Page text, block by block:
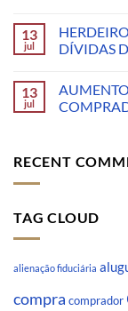
13
jul
DÍVIDAS
13
jul
RECENT
TAG CLOUD
alienação fiduciária
compra comprador